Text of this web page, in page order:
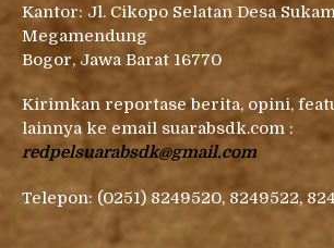
Kantor: Jl. Cikopo Selatan Desa
Megamendung
Bogor, Jawa Barat 16770
Kirimkan reportase berita, opini,
lainnya ke email suarabsdk.com :
redpelsuarabsdk@gmail.com
Telepon: (0251) 8249520, 8249522,